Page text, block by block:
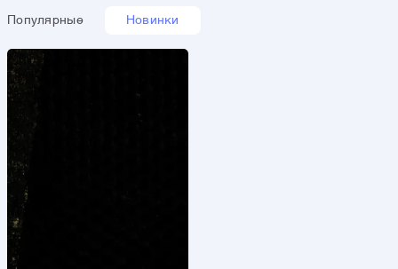
Популярные Новинки